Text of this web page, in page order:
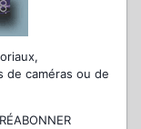
de caméras ou de